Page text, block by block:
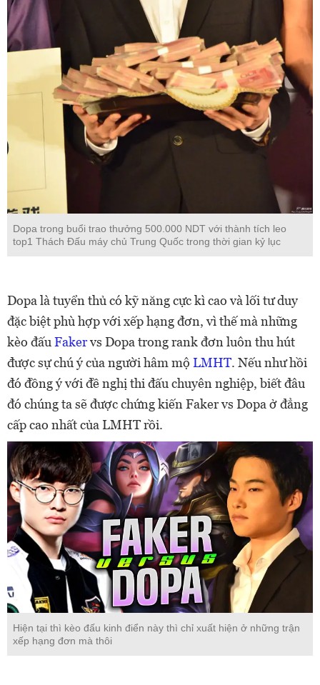
Dopa trong buổi trao thưởng 500.000 NDT với thành tích leo
top1 Thách Đấu máy chủ Trung Quốc trong thời gian kỷ lục
Dopa là tuyển thủ có kỹ năng cực kì cao và lối tư duy
đặc biệt phù hợp với xếp hạng đơn, vì thế mà những
kèo đấu Fakervs Dopa trong rank đơn luôn thu hút
được sự chú ý của người hâm mộ LMHT. Nếu như hồi
đó đồng ý với đề nghị thi đấu chuyên nghiệp, biết đâu
đó chúng ta sẽ được chứng kiến Faker vs Dopa ở đẳng
cấp cao nhất của LMHT rồi.
Hiện tại thì kèo đấu kinh điển này thì chỉ xuất hiện ở những trận
xếp hạng đơn mà thôi